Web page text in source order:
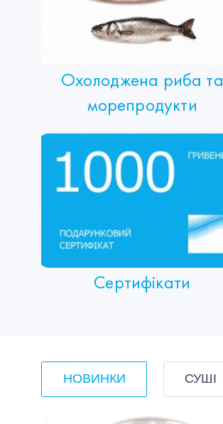
Охолоджена риба та
морепродукти
Сертифікати
НОВИНКИ СУШІ